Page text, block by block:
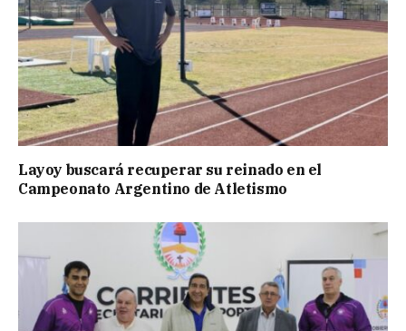
Layoy buscará recuperar su reinado en el
Campeonato Argentino de Atletismo